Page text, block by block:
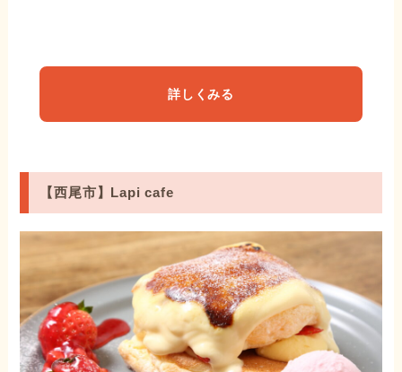
詳しくみる
【西尾市】Lapi cafe